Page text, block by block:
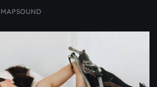
MAPSOUND